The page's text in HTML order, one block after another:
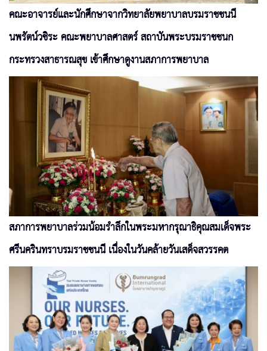
คณะอาจารย์และนักศึกษาจากวิทยาลัยพยาบาลบรมราชชนนี
นพรัตน์วชิระ คณะพยาบาลศาสตร์ สถาบันพระบรมราชชนก
กระทรวงสาธารณสุข เข้าศึกษาดูงานสภาการพยาบาล
สภาการพยาบาลร่วมน้อมรำลึกในพระมหากรุณาธิคุณสมเด็จพระ
ศรีนครินทราบรมราชชนนี เนื่องในวันคล้ายวันเสด็จสวรรคต